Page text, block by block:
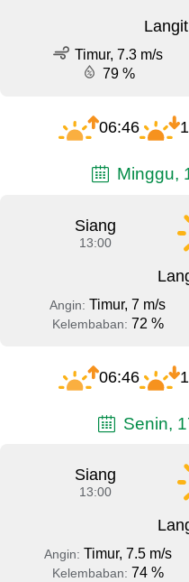
Timur, 7.3 m/s
79 %
06:46
Minggu,
Siang
13:00
Angin: Timur, 7 m/s
Kelembaban: 72 %
06:46
Senin,
Siang
13:00
Angin: Timur, 7.5 m/s
Kelembaban: 74 %